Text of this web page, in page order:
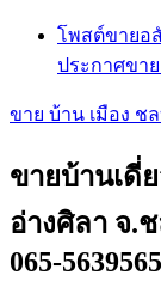
โพสต์ขายอ
ประกาศขา
ขาย บ้าน เมือง ช
ขายบ้านเดี่
อ่างศิลา จ.
065-5639565